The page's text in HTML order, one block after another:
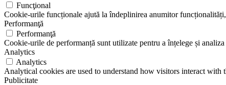
Funcţional
Cookie-urile funcționale ajută la îndeplinirea anumitor
Performanţă
Performanţă
Cookie-urile de performanță sunt utilizate pentru a înțelege și
Analytics
Analytics
Analytical cookies are used to understand how visitors interact
Publicitate